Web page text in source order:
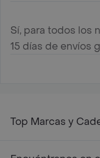
Sí, para todos los
15 días de envíos
Top Marcas y